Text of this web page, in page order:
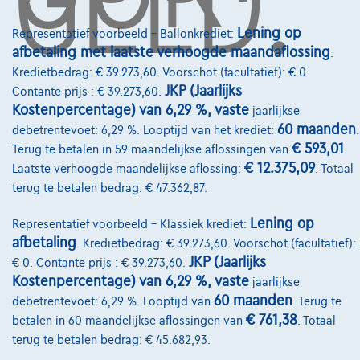
Representatief voorbeeld – Ballonkrediet: Lening op
afbetaling met laatste verhoogde maandaflossing
Kredietbedrag: € 39.273,60. Voorschot (facultatief): € 0.
Contante prijs : € 39.273,60. JKP (Jaarlijks
Kostenpercentage) van 6,29 %, vaste jaarlijkse
debetrentevoet: 6,29 %. Looptijd van het krediet: 60 maanden
Terug te betalen in 59 maandelijkse aflossingen van € 593,01
Laatste verhoogde maandelijkse aflossing: € 12.375,09. Totaal
terug te betalen bedrag: € 47.362,87.
Representatief voorbeeld – Klassiek krediet: Lening op
afbetaling . Kredietbedrag: € 39.273,60. Voorschot (facultatief):
€ 0. Contante prijs : € 39.273,60. JKP (Jaarlijks
Kostenpercentage) van 6,29 %, vaste jaarlijkse
debetrentevoet: 6,29 %. Looptijd van 60 maanden . Terug te
betalen in 60 maandelijkse aflossingen van € 761,38 . Totaal
terug te betalen bedrag: € 45.682,93.
Over Ons
Wie zijn we
Kwaliteitscharter
Onze dealers
Onze team
Contact
@2024 TCS Mobility SA/NV Copyright